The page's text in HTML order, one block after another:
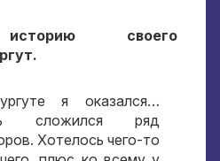
своего
.
я оказался…
сложился ряд
. Хотелось чего-то